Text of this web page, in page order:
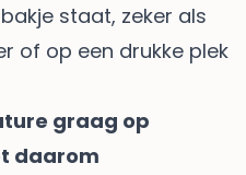
staat, zeker als
of op een drukke plek
graag op
daarom